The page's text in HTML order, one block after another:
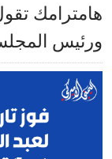
هامترامك
ورئيس